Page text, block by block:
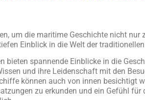
um die maritime Geschichte nicht nur
Einblick in die Welt der
bieten spannende Einblicke in die
und ihre Leidenschaft mit den
können auch von innen besichtigt
zu erkunden und ein Gefühl